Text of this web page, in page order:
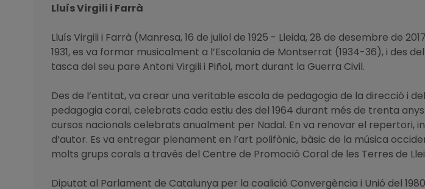
Lluís Virgili i Farrà
Lluís Virgili i Farrà (Manresa, 16 de juliol de 1925 - Lleida, 28 de desembre de
1931, es va formar musicalment a l’Escolania de Montserrat (1934-36), i des
tasca del seu pare Antoni Virgili i Piñol, mort durant la Guerra Civil.
Des de l’entitat, va crear una veritable escola de pedagogia de la direcció i
pedagogia coral, celebrats cada estiu des del 1964 durant més de trenta
cursos nacionals celebrats anualment per Nadal. En va renovar el
d’autor. Es va entregar plenament en l’art polifònic, bàsic de la música
molts grups corals a través del Centre de Promoció Coral de les Terres de
Diputat al Parlament de Catalunya per la coalició Convergència i Unió del